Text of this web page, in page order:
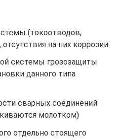
(токоотводов,
на них коррозии
системы грозозащиты
данного типа
сварных соединений
молотком)
отдельно стоящего